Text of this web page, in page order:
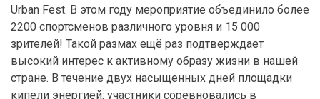
Urban Fest. В этом году мероприятие объединило более
2200 спортсменов различного уровня и 15 000
зрителей! Такой размах ещё раз подтверждает
высокий интерес к активному образу жизни в нашей
стране. В течение двух насыщенных дней площадки
кипели энергией: участники соревновались в